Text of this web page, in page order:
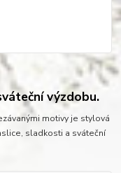
výzdobu.
motivy je stylová
sladkosti a sváteční